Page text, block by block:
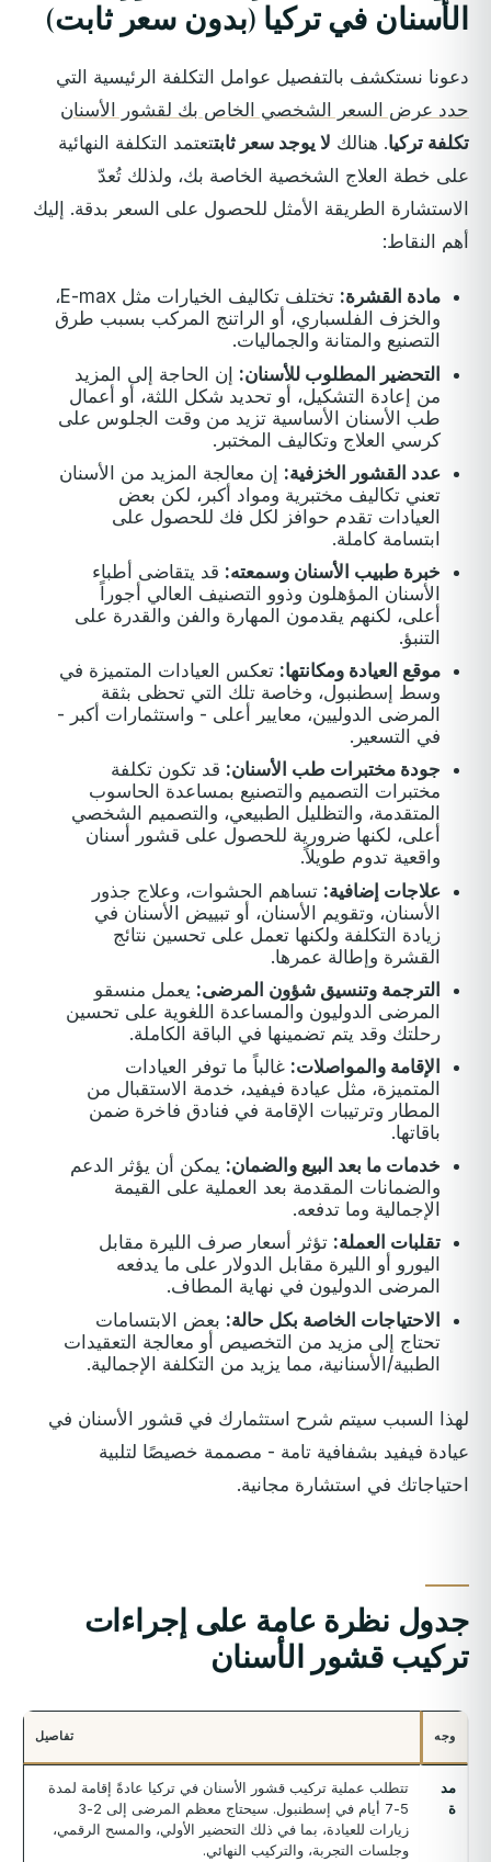
الأسنان في تركيا (بدون سعر ثابت)
دعونا نستكشف بالتفصيل عوامل التكلفة الرئيسية التي
حدد عرض السعر الشخصي الخاص بك لقشور الأسنان
تكلفة تركيا. هنالك لا يوجد سعر ثابتتعتمد التكلفة النهائية
على خطة العلاج الشخصية الخاصة بك، ولذلك تُعدّ
الاستشارة الطريقة الأمثل للحصول على السعر بدقة. إليك
أهم النقاط:
مادة القشرة:
تختلف تكاليف الخيارات مثل E-max،
والخزف الفلسباري، أو الراتنج المركب بسبب طرق
التصنيع والمتانة والجماليات.
التحضير المطلوب للأسنان: إن الحاجة إلى المزيد
من إعادة التشكيل، أو تحديد شكل اللثة، أو أعمال
طب الأسنان الأساسية تزيد من وقت الجلوس على
كرسي العلاج وتكاليف المختبر.
عدد القشور الخزفية: إن معالجة المزيد من الأسنان
تعني تكاليف مختبرية ومواد أكبر، لكن بعض
العيادات تقدم حوافز لكل فك للحصول على
ابتسامة كاملة.
خبرة طبيب الأسنان وسمعته: قد يتقاضى أطباء
الأسنان المؤهلون وذوو التصنيف العالي أجوراً
أعلى، لكنهم يقدمون المهارة والفن والقدرة على
التنبؤ.
موقع العيادة ومكانتها: تعكس العيادات المتميزة في
وسط إسطنبول، وخاصة تلك التي تحظى بثقة
المرضى الدوليين، معايير أعلى - واستثمارات أكبر -
في التسعير.
جودة مختبرات طب الأسنان: قد تكون تكلفة
مختبرات التصميم والتصنيع بمساعدة الحاسوب
المتقدمة، والتظليل الطبيعي، والتصميم الشخصي
أعلى، لكنها ضرورية للحصول على قشور أسنان
واقعية تدوم طويلاً.
علاجات إضافية: تساهم الحشوات، وعلاج جذور
الأسنان، وتقويم الأسنان، أو تبييض الأسنان في
زيادة التكلفة ولكنها تعمل على تحسين نتائج
القشرة وإطالة عمرها.
الترجمة وتنسيق شؤون المرضى: يعمل منسقو
المرضى الدوليون والمساعدة اللغوية على تحسين
رحلتك وقد يتم تضمينها في الباقة الكاملة.
الإقامة والمواصلات: غالباً ما توفر العيادات
المتميزة، مثل عيادة فيفيد، خدمة الاستقبال من
المطار وترتيبات الإقامة في فنادق فاخرة ضمن
باقاتها.
خدمات ما بعد البيع والضمان: يمكن أن يؤثر الدعم
والضمانات المقدمة بعد العملية على القيمة
الإجمالية وما تدفعه.
تقلبات العملة: تؤثر أسعار صرف الليرة مقابل
اليورو أو الليرة مقابل الدولار على ما يدفعه
المرضى الدوليون في نهاية المطاف.
الاحتياجات الخاصة بكل حالة: بعض الابتسامات
تحتاج إلى مزيد من التخصيص أو معالجة التعقيدات
الطبية/الأسنانية، مما يزيد من التكلفة الإجمالية.
لهذا السبب سيتم شرح استثمارك في قشور الأسنان في
عيادة فيفيد بشفافية تامة - مصممة خصيصًا لتلبية
احتياجاتك في استشارة مجانية.
جدول نظرة عامة على إجراءات
تركيب قشور الأسنان
وجه تفاصيل
مد
ة
تتطلب عملية تركيب قشور الأسنان في تركيا عادةً إقامة لمدة
5-7 أيام في إسطنبول. سيحتاج معظم المرضى إلى 2-3
زيارات للعيادة، بما في ذلك التحضير الأولي، والمسح الرقمي،
وجلسات التجربة، والتركيب النهائي.